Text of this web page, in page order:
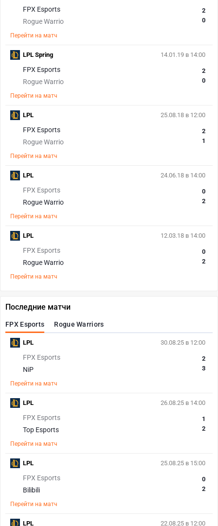
FPX Esports
Rogue Warrio
2
0
Перейти на матч
14.01.19 в 14:00
FPX Esports
Rogue Warrio
2
0
Перейти на матч
LPL Spring
25.08.18 в 12:00
FPX Esports
Rogue Warrio
2
1
Перейти на матч
LPL
24.06.18 в 14:00
FPX Esports
Rogue Warrio
0
2
Перейти на матч
LPL
12.03.18 в 14:00
FPX Esports
Rogue Warrio
0
2
Перейти на матч
LPL
Последние матчи
FPX Esports Rogue Warriors
30.08.25 в 12:00
FPX Esports
NiP
2
3
Перейти на матч
LPL
26.08.25 в 14:00
FPX Esports
Top Esports
1
2
Перейти на матч
LPL
25.08.25 в 15:00
FPX Esports
Bilibili
0
2
Перейти на матч
LPL
22.08.25 в 12:00
LPL